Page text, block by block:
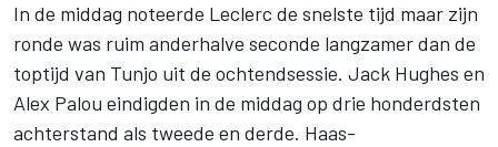
In de middag noteerde Leclerc de snelste tijd maar zijn
ronde was ruim anderhalve seconde langzamer dan de
toptijd van Tunjo uit de ochtendsessie. Jack Hughes en
Alex Palou eindigden in de middag op drie honderdsten
achterstand als tweede en derde. Haas-